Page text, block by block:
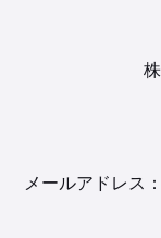
メールアドレス